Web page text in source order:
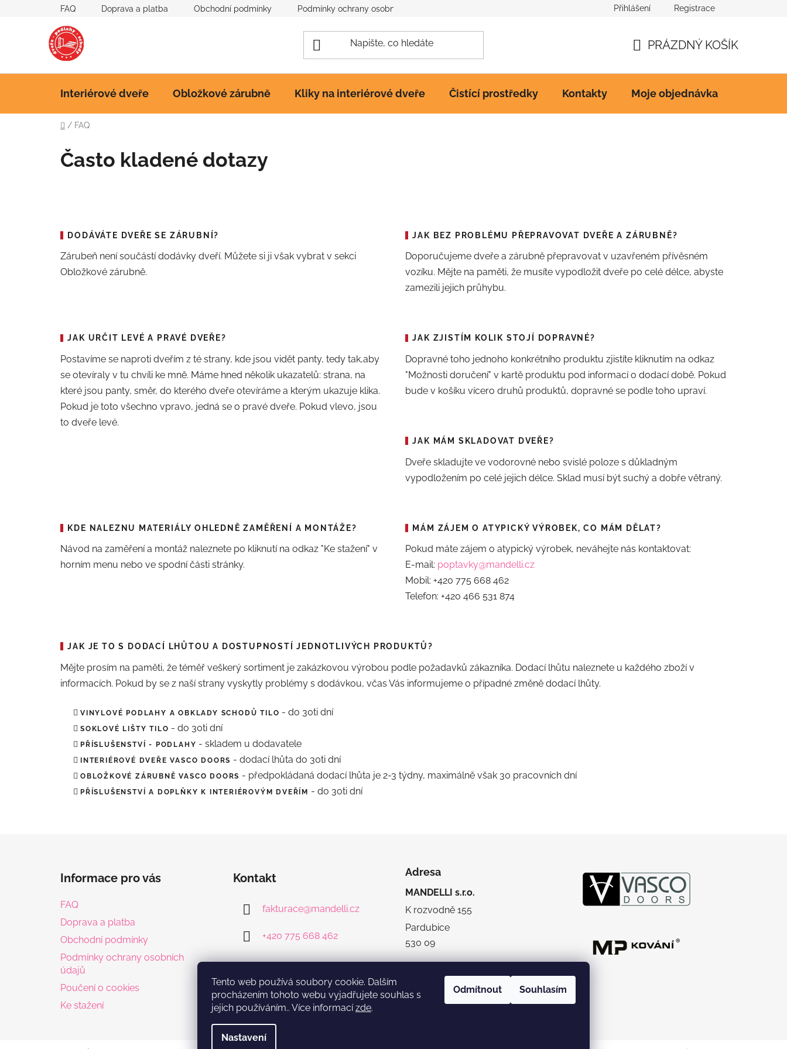
Tento web používá soubory cookie. Dalším
procházením tohoto webu vyjadřujete souhlas s
jejich používáním.. Více informacízde.
Nastavení
Odmítnout Souhlasím
FAQ Doprava a platba Obchodní podmínky Podmínky ochrany osobních údajů Přihlášení Registrace
KOŠÍK
PRÁZDNÝ KOŠÍK
Interiérové dveře Obložkové zárubně Kliky na interiérové dveře Čistící prostředky Kontakty Moje objednávka
Domů
/ FAQ
Často kladené dotazy
DODÁVÁTE DVEŘE SE ZÁRUBNÍ?
Zárubeň není součástí dodávky dveří. Můžete si ji však vybrat v sekci
Obložkové zárubně.
JAK BEZ PROBLÉMU PŘEPRAVOVAT DVEŘE A ZÁRUBNĚ?
Doporučujeme dveře a zárubně přepravovat v uzavřeném přívěsném
vozíku. Mějte na paměti, že musíte vypodložit dveře po celé délce, abyste
zamezili jejich průhybu.
JAK URČIT LEVÉ A PRAVÉ DVEŘE?
Postavíme se naproti dveřím z té strany, kde jsou vidět panty, tedy tak,aby
se otevíraly v tu chvíli ke mně. Máme hned několik ukazatelů: strana, na
které jsou panty, směr, do kterého dveře otevíráme a kterým ukazuje klika.
Pokud je toto všechno vpravo, jedná se o pravé dveře. Pokud vlevo, jsou
to dveře levé.
JAK ZJISTÍM KOLIK STOJÍ DOPRAVNÉ?
Dopravné toho jednoho konkrétního produktu zjistíte kliknutím na odkaz
"Možnosti doručení" v kartě produktu pod informací o dodací době. Pokud
bude v košíku vícero druhů produktů, dopravné se podle toho upraví.
JAK MÁM SKLADOVAT DVEŘE?
Dveře skladujte ve vodorovné nebo svislé poloze s důkladným
vypodložením po celé jejich délce. Sklad musí být suchý a dobře větraný.
KDE NALEZNU MATERIÁLY OHLEDNĚ ZAMĚŘENÍ A MONTÁŽE?
Návod na zaměření a montáž naleznete po kliknutí na odkaz "Ke stažení" v
horním menu nebo ve spodní části stránky.
MÁM ZÁJEM O ATYPICKÝ VÝROBEK, CO MÁM DĚLAT?
Pokud máte zájem o atypický výrobek, neváhejte nás kontaktovat:
E-mail: poptavky@mandelli.cz
Mobil: +420 775 668 462
Telefon: +420 466 531 874
JAK JE TO S DODACÍ LHŮTOU A DOSTUPNOSTÍ JEDNOTLIVÝCH PRODUKTŮ?
Mějte prosím na paměti, že téměř veškerý sortiment je zakázkovou výrobou podle požadavků zákazníka. Dodací lhůtu naleznete u každého zboží v
informacích. Pokud by se z naší strany vyskytly problémy s dodávkou, včas Vás informujeme o případné změně dodací lhůty.
VINYLOVÉ PODLAHY A OBKLADY SCHODŮ TILO - do 30ti dní
SOKLOVÉ LIŠTY TILO - do 30ti dní
PŘÍSLUŠENSTVÍ - PODLAHY - skladem u dodavatele
INTERIÉROVÉ DVEŘE VASCO DOORS - dodací lhůta do 30ti dní
OBLOŽKOVÉ ZÁRUBNĚ VASCO DOORS - předpokládaná dodací lhůta je 2-3 týdny, maximálně však 30 pracovních dní
PŘÍSLUŠENSTVÍ A DOPLŇKY K INTERIÉROVÝM DVEŘÍM - do 30ti dní
Informace pro vás
FAQ
Doprava a platba
Obchodní podmínky
Podmínky ochrany osobních
údajů
Poučení o cookies
Ke stažení
Kontakt
fakturace@mandelli.cz
+420 775 668 462
Adresa
MANDELLI s.r.o.
K rozvodně 155
Pardubice
530 09